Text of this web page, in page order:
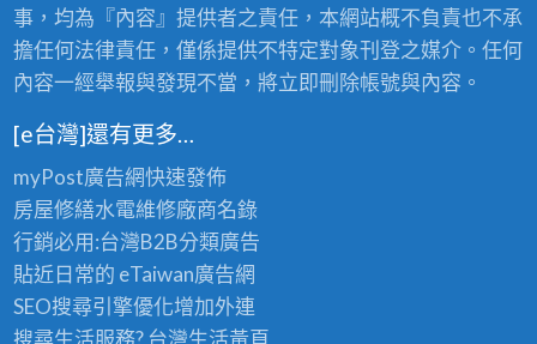
事，均為『內容』提供者之責任，本網站概不負責也不承
擔任何法律責任，僅係提供不特定對象刊登之媒介。任何
內容一經舉報與發現不當，將立即刪除帳號與內容。
[e台灣]還有更多…
myPost廣告網快速發佈
房屋修繕水電維修廠商名錄
行銷必用:台灣B2B分類廣告
貼近日常的 eTaiwan廣告網
SEO搜尋引擎優化增加外連
搜尋生活服務? 台灣生活黃頁